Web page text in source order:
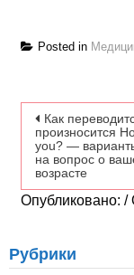
Posted in
Как
произносится
you? —
на вопрос о
возрасте
Опубликовано:
Рубрики